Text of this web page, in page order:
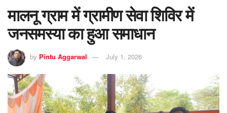
मालनू ग्राम में ग्रामीण सेवा शिविर में
जनसमस्या का हुआ समाधान
by Pintu Aggarwal July 1, 2026